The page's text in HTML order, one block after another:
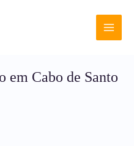
Main
em Cabo de Santo